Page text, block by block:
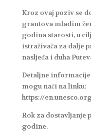
Kroz ovaj poziv se
grantova mladim
godina starosti, u
istraživača za dalje
nasljeđa i duha
Detaljne
mogu naći na linku:
https://
Rok za dostavljanje
godine.